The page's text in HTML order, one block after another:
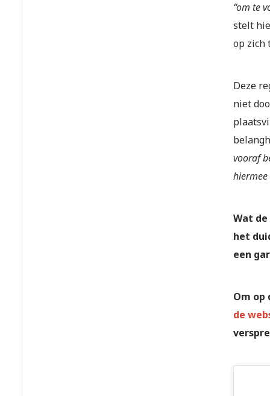
“om te
stelt
op zich
Deze
niet
vooraf
Wat
het
een
Om
de